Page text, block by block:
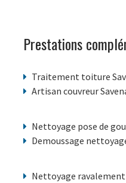
Prestations
Traitement toiture
Artisan couvreur
Nettoyage pose de
Demoussage
Nettoyage ravalement